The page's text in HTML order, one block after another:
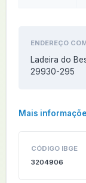
ENDEREÇO
Ladeira do
29930-295
Mais
CÓDIGO IBGE
3204906